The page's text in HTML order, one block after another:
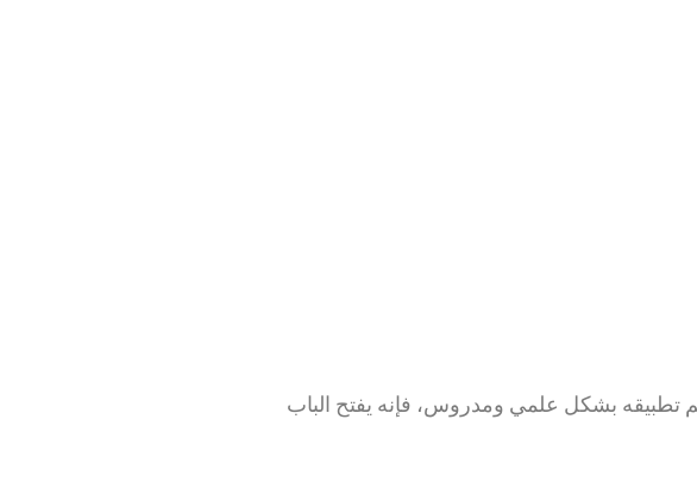
تطبيقه بشكل علمي ومدروس، فإنه يفتح الباب